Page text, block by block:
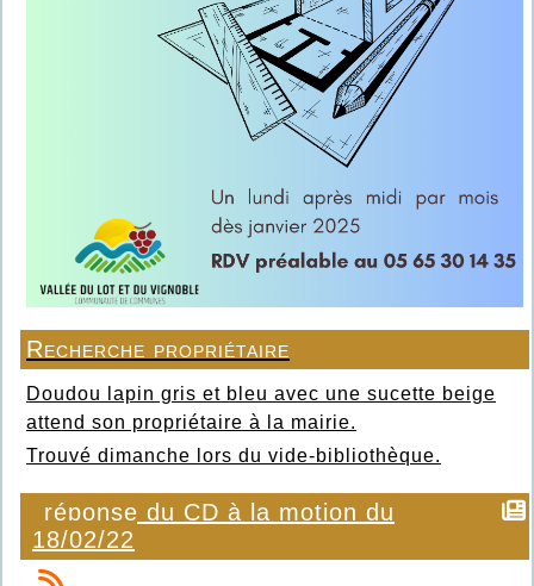
Recherche propriétaire
Doudou lapin gris et bleu avec une sucette beige
attend son propriétaire à la mairie.
Trouvé dimanche lors du vide-bibliothèque.
réponse du CD à la motion du
18/02/22